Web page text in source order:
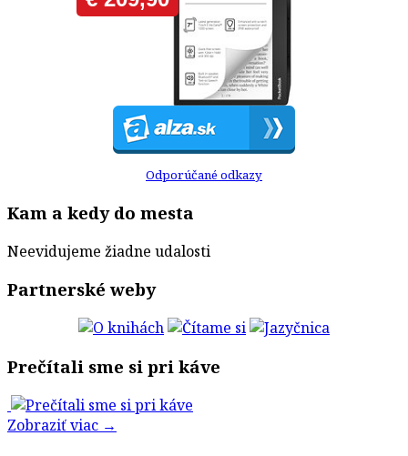
Odporúčané odkazy
Kam a kedy do mesta
Neevidujeme žiadne udalosti
Partnerské weby
Prečítali sme si pri káve
Zobraziť viac →